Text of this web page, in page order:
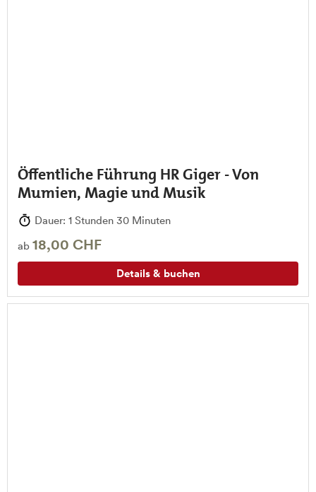
Öffentliche Führung HR Giger - Von
Mumien, Magie und Musik
Dauer: 1 Stunden 30 Minuten
ab 18,00 CHF
Details & buchen